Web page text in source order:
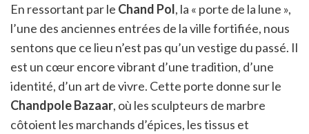
En ressortant par le Chand Pol, la « porte de la lune »,
l’une des anciennes entrées de la ville fortifiée, nous
sentons que ce lieu n’est pas qu’un vestige du passé. Il
est un cœur encore vibrant d’une tradition, d’une
identité, d’un art de vivre. Cette porte donne sur le
Chandpole Bazaar, où les sculpteurs de marbre
côtoient les marchands d’épices, les tissus et